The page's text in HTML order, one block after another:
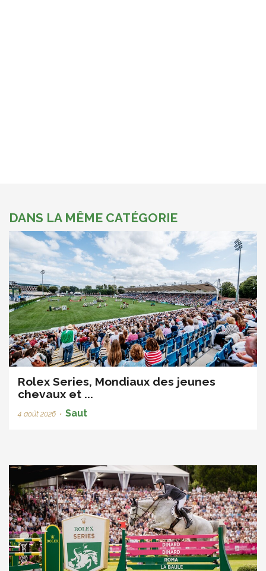
DANS LA MÊME CATÉGORIE
Rolex Series, Mondiaux des jeunes
chevaux et ...
4 août 2026 • Saut